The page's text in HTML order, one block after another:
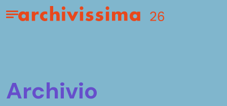
Home page
Apri il menu
archivio